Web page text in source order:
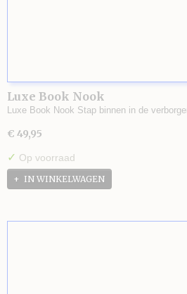
Luxe Book Nook
Luxe Book Nook Stap binnen in de
€ 49,95
✓ Op voorraad
IN WINKELWAGEN